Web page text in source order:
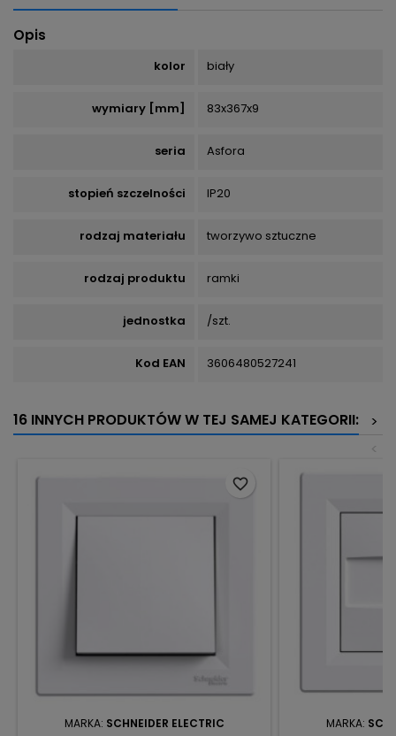
Opis
kolor biały
wymiary [mm] 83x367x9
seria Asfora
stopień szczelności IP20
rodzaj materiału tworzywo sztuczne
rodzaj produktu ramki
jednostka /szt.
Kod EAN 3606480527241
16 INNYCH PRODUKTÓW W TEJ SAMEJ KATEGORII:
>
<
MARKA: SCHNEIDER ELECTRIC
favorite_border
MARKA: